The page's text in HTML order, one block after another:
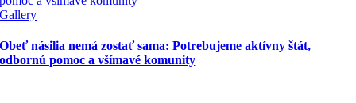
Gallery
Obeť násilia nemá zostať sama: Potrebujeme aktívny štát,
odbornú pomoc a všímavé komunity